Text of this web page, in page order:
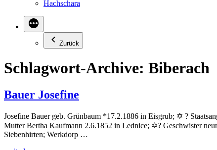
Hachschara
Zurück
Schlagwort-Archive: Biberach
Bauer Josefine
Josefine Bauer geb. Grünbaum *17.2.1886 in Eisgrub; ✡ ?
Mutter Bertha Kaufmann 2.6.1852 in Lednice; ✡? Geschwister
Siebenhirten; Werkdorp …